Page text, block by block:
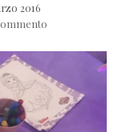
2016